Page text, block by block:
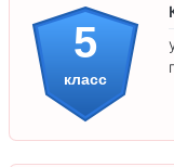
5
класс